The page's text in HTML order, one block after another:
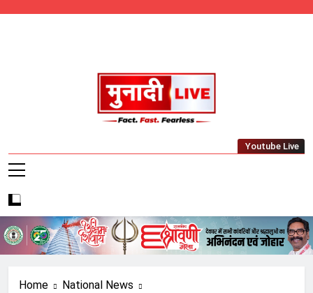
Munadi Live – Jharkhand's Leading Local
Youtube Live
Home
National News